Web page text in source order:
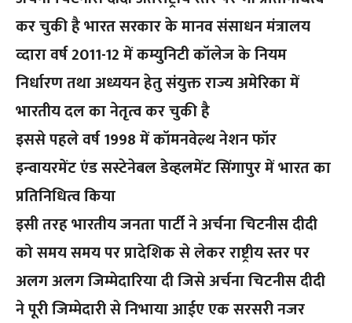
कर चुकी है भारत सरकार के मानव संसाधन मंत्रालय
व्दारा वर्ष 2011-12 में कम्युनिटी कॉलेज के नियम
निर्धारण तथा अध्ययन हेतु संयुक्त राज्य अमेरिका में
भारतीय दल का नेतृत्व कर चुकी है
इससे पहले वर्ष 1998 में कॉमनवेल्थ नेशन फॉर
इन्वायरमेंट एंड सस्टेनेबल डेव्हलमेंट सिंगापुर में भारत का
प्रतिनिधित्व किया
इसी तरह भारतीय जनता पार्टी ने अर्चना चिटनीस दीदी
को समय समय पर प्रादेशिक से लेकर राष्ट्रीय स्तर पर
अलग अलग जिम्मेदारिया दी जिसे अर्चना चिटनीस दीदी
ने पूरी जिम्मेदारी से निभाया आईए एक सरसरी नजर